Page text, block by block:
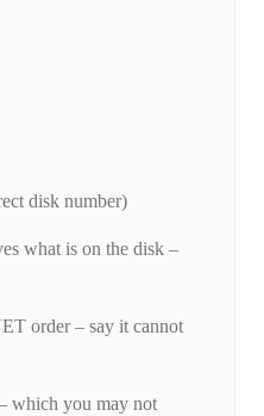
disk number)
what is on the disk –
order – say it cannot
which you may not